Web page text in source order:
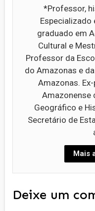
*Professor,
Especializado
graduado em
Cultural e
Professor da
do Amazonas e
Amazonas.
Amazonense
Geográfico e
Secretário de
Mais
Deixe um